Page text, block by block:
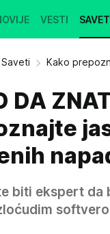
VESTI
Saveti Kako
DA
biti ekspert da